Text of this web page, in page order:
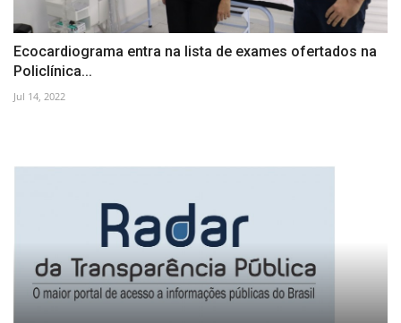
Ecocardiograma entra na lista de exames ofertados na
Policlínica...
Jul 14, 2022